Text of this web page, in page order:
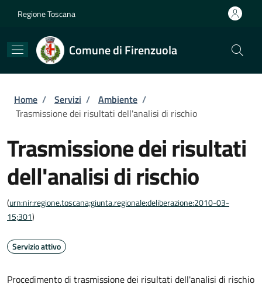
Regione Toscana
Comune di Firenzuola
Briciole di pane
Home / Servizi / Ambiente /
Trasmissione dei risultati dell'analisi di rischio
Trasmissione dei risultati
dell'analisi di rischio
(urn:nir:regione.toscana;giunta.regionale:deliberazione:2010-03-
15;301)
Servizio attivo
Procedimento di trasmissione dei risultati dell'analisi di rischio